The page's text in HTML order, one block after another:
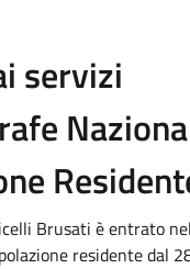
servizi
Brusati è entrato
residente dal